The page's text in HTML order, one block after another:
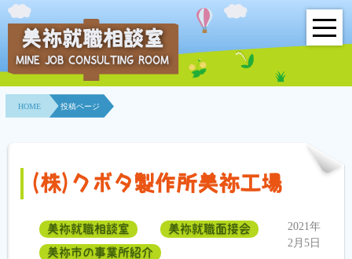
HOME
事業所紹介
相談室とは？
利用者の声
美祢就職相談室
MINE JOB CONSULTING ROOM
HOME 投稿ページ
(株)クボタ製作所美祢工場
美祢就職相談室
美祢就職面接会
美祢市の事業所紹介
2021年
2月5日